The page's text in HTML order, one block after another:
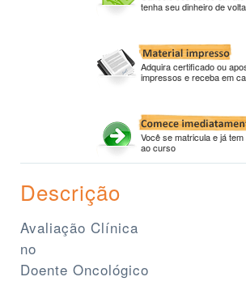
tenha seu dinheiro de volta
Adquira certificado ou
impressos e receba em
Você se matricula e já
ao curso
Descrição
Avaliação Clínica
no
Doente Oncológico